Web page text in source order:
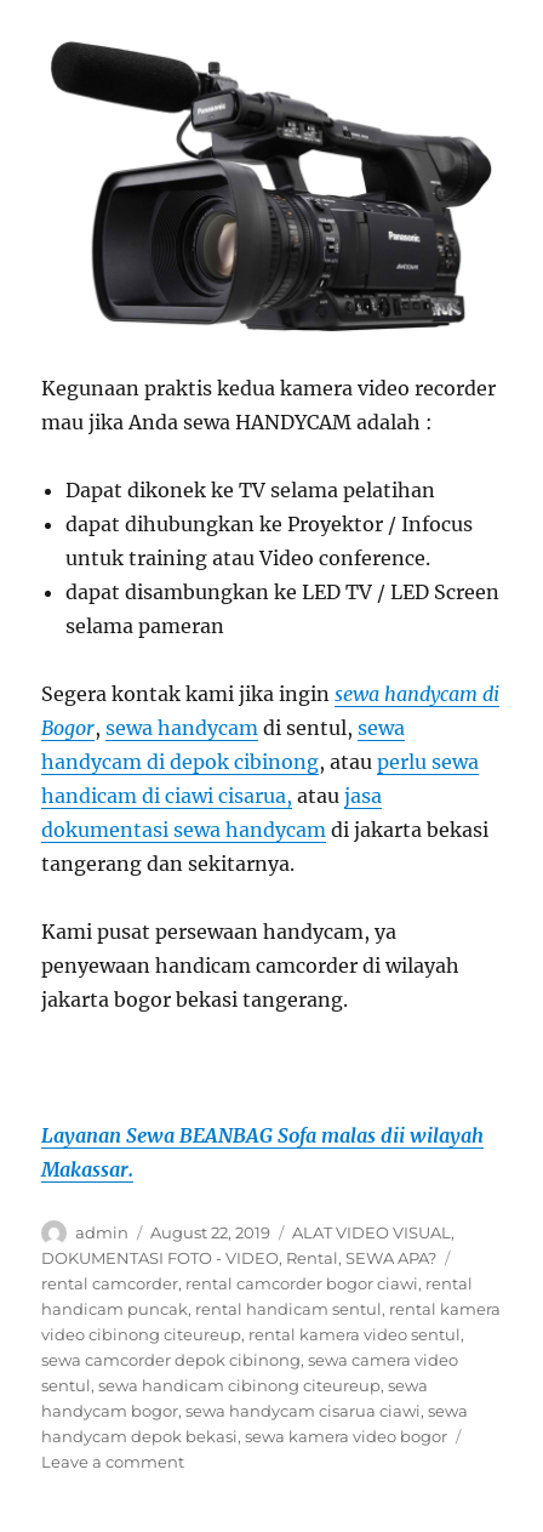
Kegunaan praktis kedua kamera video recorder
mau jika Anda sewa HANDYCAM adalah :
Dapat dikonek ke TV selama pelatihan
dapat dihubungkan ke Proyektor / Infocus
untuk training atau Video conference.
dapat disambungkan ke LED TV / LED Screen
selama pameran
Segera kontak kami jika inginsewa handycam di
Bogor,sewa handycam di sentul,sewa
handycam di depok cibinong, atauperlu sewa
handicam di ciawi cisarua, ataujasa
dokumentasi sewa handycam di jakarta bekasi
tangerang dan sekitarnya.
Kami pusat persewaan handycam, ya
penyewaan handicam camcorder di wilayah
jakarta bogor bekasi tangerang.
Layanan Sewa BEANBAG Sofa malas dii wilayah
Makassar.
Author
admin
Posted
on
August 22, 2019 Categories
ALAT VIDEO VISUAL ,
DOKUMENTASI FOTO - VIDEO, Rental,SEWA APA?
rental camcorder, rental camcorder bogor ciawi, rental
handicam puncak, rental handicam sentul, rental kamera
video cibinong citeureup, rental kamera video sentul,
sewa camcorder depok cibinong,sewa camera video
sentul,sewa handicam cibinong citeureup,sewa
handycam bogor,sewa handycam cisarua ciawi,sewa
handycam depok bekasi,sewa kamera video bogor
Leave a commenton